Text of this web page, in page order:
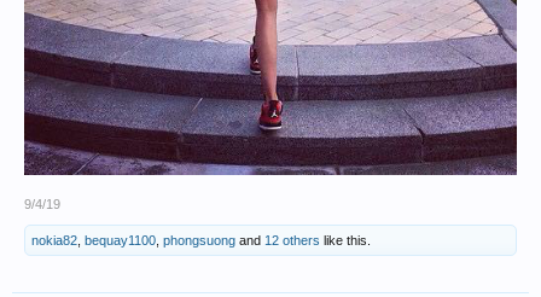
9/4/19
nokia82 bequay1100 phongsuong and 12 others like this.